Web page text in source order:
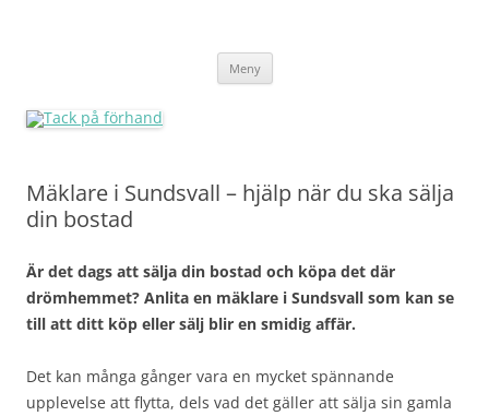
Meny Hoppa
innehåll
Mäklare i Sundsvall – hjälp när du ska sälja
din bostad
Är det dags att sälja din bostad och köpa det där
drömhemmet? Anlita en mäklare i Sundsvall som kan se
till att ditt köp eller sälj blir en smidig affär.
Det kan många gånger vara en mycket spännande
upplevelse att flytta, dels vad det gäller att sälja sin gamla